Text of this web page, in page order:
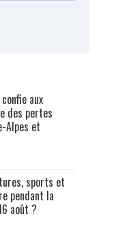
aux
des pertes
Alpes et
sports et
pendant la
août ?